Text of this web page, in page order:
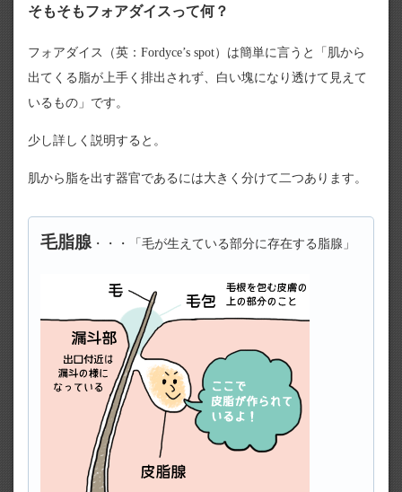
そもそもフォアダイスって何？
フォアダイス（英：Fordyce’s spot）は簡単に言うと「肌から
出てくる脂が上手く排出されず、白い塊になり透けて見えて
いるもの」です。
少し詳しく説明すると。
肌から脂を出す器官であるには大きく分けて二つあります。
毛脂腺・・・「毛が生えている部分に存在する脂腺」